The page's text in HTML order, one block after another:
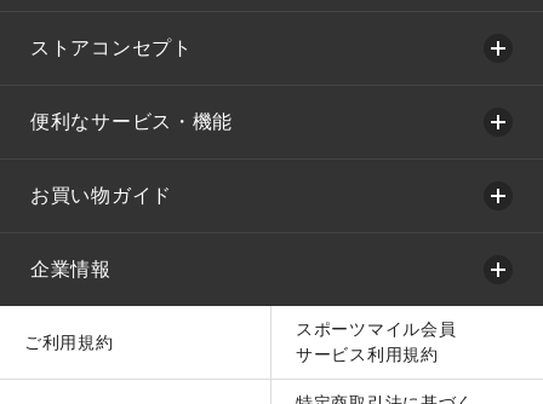
ストアコンセプト
便利なサービス・機能
お買い物ガイド
企業情報
ご利用規約
スポーツマイル会員
サービス利用規約